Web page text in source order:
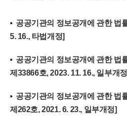
공공기관의 정보공개에 관한 법
5. 16., 타법개정]
공공기관의 정보공개에 관한 법
제33866호, 2023. 11. 16., 일부개
공공기관의 정보공개에 관한 법
제262호, 2021. 6. 23., 일부개정]